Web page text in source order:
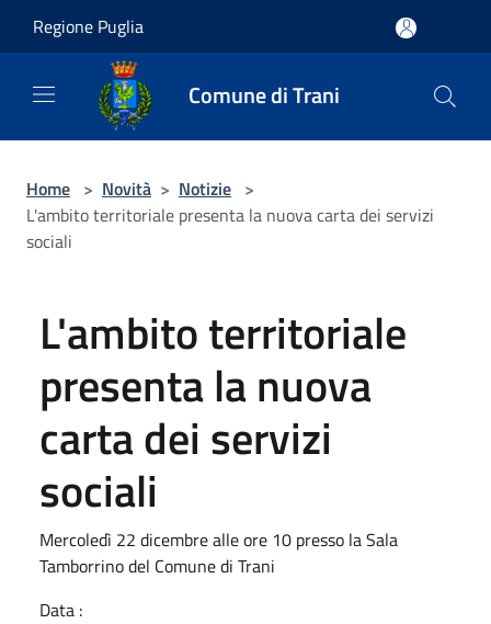
Regione Puglia
Comune di Trani
Home > Novità > Notizie >
L'ambito territoriale presenta la nuova carta dei servizi
sociali
L'ambito territoriale
presenta la nuova
carta dei servizi
sociali
Mercoledì 22 dicembre alle ore 10 presso la Sala
Tamborrino del Comune di Trani
Data :